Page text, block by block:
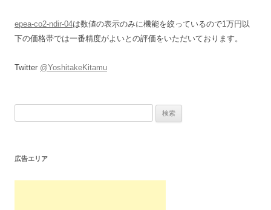
epea-co2-ndir-04は数値の表示のみに機能を絞っているので1万円以
下の価格帯では一番精度がよいとの評価をいただいております。
Twitter @YoshitakeKitamu
広告エリア